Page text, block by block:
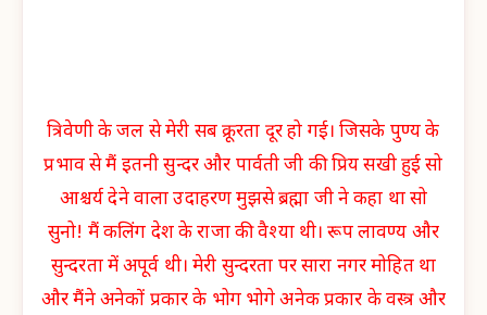
त्रिवेणी के जल से मेरी सब क्रूरता दूर हो गई। जिसके पुण्य के
प्रभाव से मैं इतनी सुन्दर और पार्वती जी की प्रिय सखी हुई सो
आश्चर्य देने वाला उदाहरण मुझसे ब्रह्मा जी ने कहा था सो
सुनो! मैं कलिंग देश के राजा की वैश्या थी। रूप लावण्य और
सुन्दरता में अपूर्व थी। मेरी सुन्दरता पर सारा नगर मोहित था
और मैंने अनेकों प्रकार के भोग भोगे अनेक प्रकार के वस्त्र और